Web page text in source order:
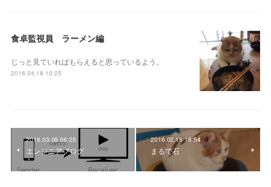
食卓監視員 ラーメン編
じっと見ていればもらえると思っているよう。
2016.04.18 10:25
2016.03.09 06:25
エンジニアブログ
2016.02.15 16:54
まるで石